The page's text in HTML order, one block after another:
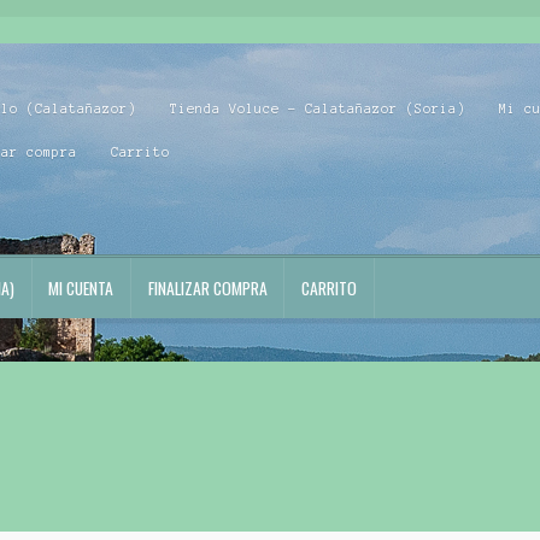
(Calatañazor) Tienda Voluce – Calatañazor (Soria) Mi
compra Carrito
MI CUENTA FINALIZAR COMPRA CARRITO